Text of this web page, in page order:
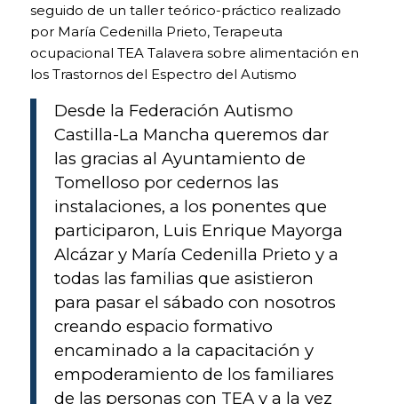
seguido de un taller teórico-práctico realizado
por María Cedenilla Prieto, Terapeuta
ocupacional TEA Talavera sobre alimentación en
los Trastornos del Espectro del Autismo
Desde la Federación Autismo
Castilla-La Mancha queremos dar
las gracias al Ayuntamiento de
Tomelloso por cedernos las
instalaciones, a los ponentes que
participaron, Luis Enrique Mayorga
Alcázar y María Cedenilla Prieto y a
todas las familias que asistieron
para pasar el sábado con nosotros
creando espacio formativo
encaminado a la capacitación y
empoderamiento de los familiares
de las personas con TEA y a la vez
COOKIES
TÉCNICAS
NECESARIAS.
Para que
nuestra
pueda
funcionar.
Activadas por
defecto.
Las cookies
técnicas son
estrictamente
necesarias para
que nuestra
funcione y
puedas